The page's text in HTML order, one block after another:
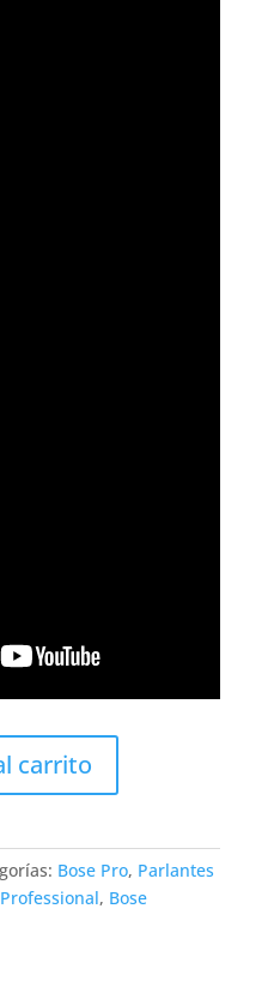
carrito
Bose Pro, Parlantes
, Bose